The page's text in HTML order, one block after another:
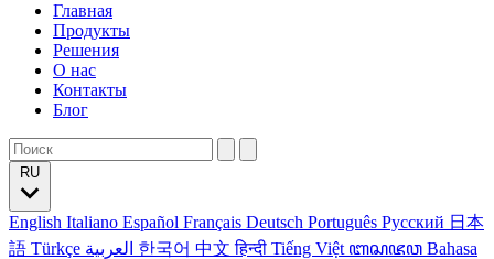
Главная
Продукты
Решения
О нас
Контакты
Блог
English Italiano Español Français Deutsch Português Русский 日本
語 Türkçe 한국어 中文हिन्दी Tiếng Việt ꦧꦱꦗꦮ Bahasa